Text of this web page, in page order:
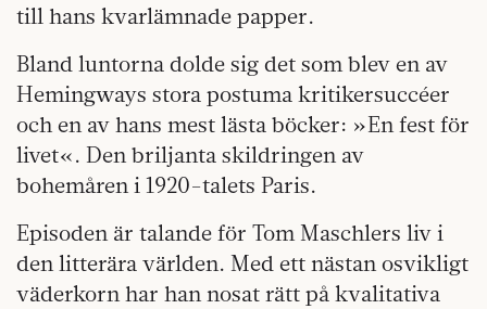
till hans kvarlämnade papper.
Bland luntorna dolde sig det som blev en av
Hemingways stora postuma kritikersuccéer
och en av hans mest lästa böcker: »En fest för
livet«. Den briljanta skildringen av
bohemåren i 1920-talets Paris.
Episoden är talande för Tom Maschlers liv i
den litterära världen. Med ett nästan osvikligt
väderkorn har han nosat rätt på kvalitativa